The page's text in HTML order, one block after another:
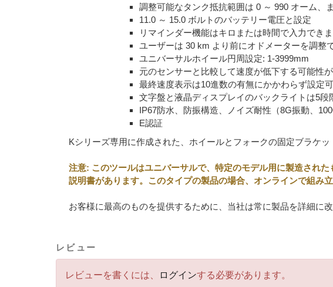
調整可能なタンク抵抗範囲は 0 ～ 990 オーム、
11.0 ～ 15.0 ボルトのバッテリー電圧と設定
リマインダー機能はキロまたは時間で入力でき
ユーザーは 30 km より前にオドメーターを調整
ユニバーサルホイール円周設定: 1-3999mm
元のセンサーと比較して速度が低下する可能性
最終速度表示は10進数の有無にかかわらず設定
文字盤と液晶ディスプレイのバックライトは5段
IP67防水、防振構造、ノイズ耐性（8G振動、
E認証
Kシリーズ専用に作成された、ホイールとフォークの固定ブラケ
注意: このツールはユニバーサルで、特定のモデル用に製造され
説明書があります。このタイプの製品の場合、オンラインで組み
お客様に最高のものを提供するために、当社は常に製品を詳細に
レビュー
レビューを書くには、 ログインする必要があります。